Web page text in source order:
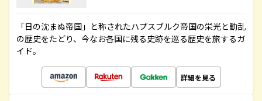
「日の沈まぬ帝国」と称されたハプスブルク帝国の栄光と動乱
の歴史をたどり、今なお各国に残る史跡を巡る歴史を旅するガ
イド。
詳細を見る